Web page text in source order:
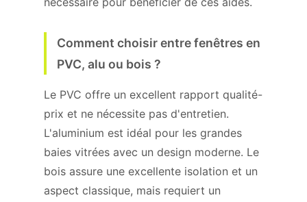
Comment choisir entre fenêtres en
PVC, alu ou bois ?
Le PVC offre un excellent rapport qualité-
prix et ne nécessite pas d'entretien.
L'aluminium est idéal pour les grandes
baies vitrées avec un design moderne. Le
bois assure une excellente isolation et un
aspect classique, mais requiert un